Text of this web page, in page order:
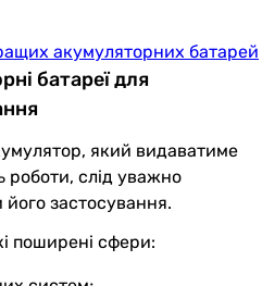
акумуляторних батарей
батареї для
який видаватиме
роботи, слід уважно
застосування.
поширені сфери: